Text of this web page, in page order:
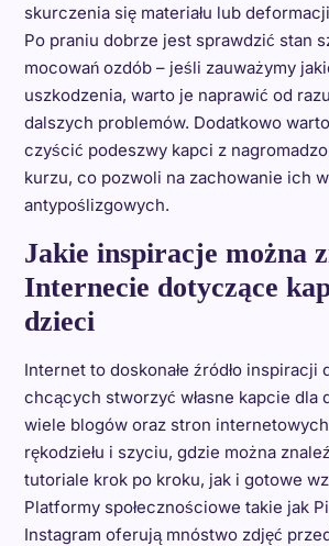
skurczenia się materiału lub
Po praniu dobrze jest sprawdzić stan
mocowań ozdób – jeśli zauważymy
uszkodzenia, warto je naprawić od
dalszych problemów. Dodatkowo
czyścić podeszwy kapci z
kurzu, co pozwoli na zachowanie ich
antypoślizgowych.
Jakie inspiracje można
Internecie dotyczące
dzieci
Internet to doskonałe źródło inspiracji
chcących stworzyć własne kapcie dla
wiele blogów oraz stron
rękodziełu i szyciu, gdzie można
tutoriale krok po kroku, jak i gotowe
Platformy społecznościowe takie jak
Instagram oferują mnóstwo zdjęć